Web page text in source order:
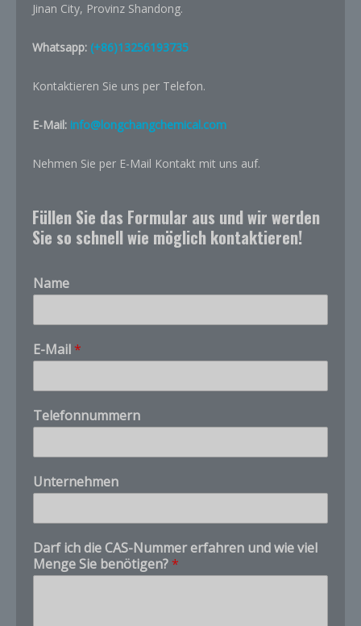
Jinan City, Provinz Shandong.
Whatsapp: (+86)13256193735
Kontaktieren Sie uns per Telefon.
E-Mail: info@longchangchemical.com
Nehmen Sie per E-Mail Kontakt mit uns auf.
Füllen Sie das Formular aus und wir werden
Sie so schnell wie möglich kontaktieren!
Name
i
c
*
*
E-Mail *
Telefonnummern
Unternehmen
Darf ich die CAS-Nummer erfahren und wie viel
Menge Sie benötigen? *